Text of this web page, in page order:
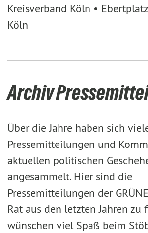
Kreisverband Köln •
Köln
Archiv
Über die Jahre haben sich
Pressemitteilungen und
aktuellen politischen
angesammelt. Hier sind die
Pressemitteilungen der
Rat aus den letzten Jahren zu
wünschen viel Spaß beim